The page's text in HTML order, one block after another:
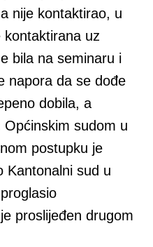
nije kontaktirao, u
kontaktirana uz
bila na seminaru i
napora da se dođe
dobila, a
sudom u
postupku je
Kantonalni sud u
proslijeđen drugom